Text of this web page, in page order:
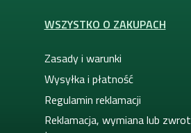
WSZYSTKO O ZAKUPACH
Zasady i warunki
Wysyłka i płatność
Regulamin reklamacji
Reklamacja, wymiana lub zwrot